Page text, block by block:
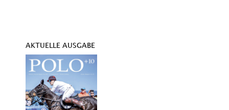
AKTUELLE AUSGABE